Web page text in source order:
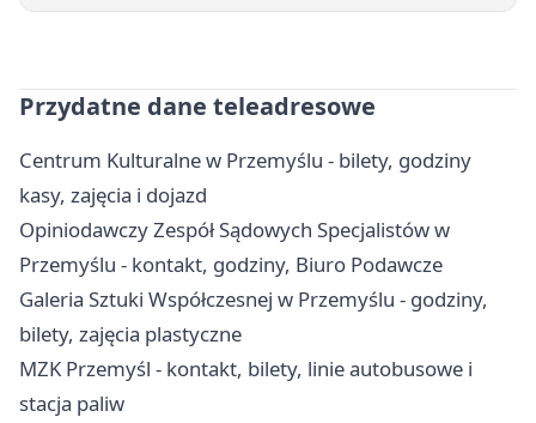
Przydatne dane teleadresowe
Centrum Kulturalne w Przemyślu - bilety, godziny
kasy, zajęcia i dojazd
Opiniodawczy Zespół Sądowych Specjalistów w
Przemyślu - kontakt, godziny, Biuro Podawcze
Galeria Sztuki Współczesnej w Przemyślu - godziny,
bilety, zajęcia plastyczne
MZK Przemyśl - kontakt, bilety, linie autobusowe i
stacja paliw